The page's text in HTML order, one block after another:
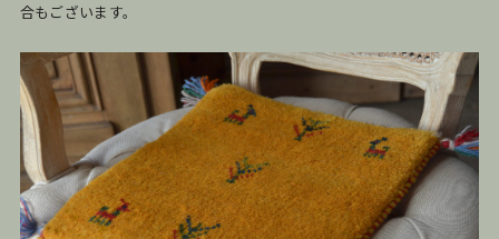
合もございます。